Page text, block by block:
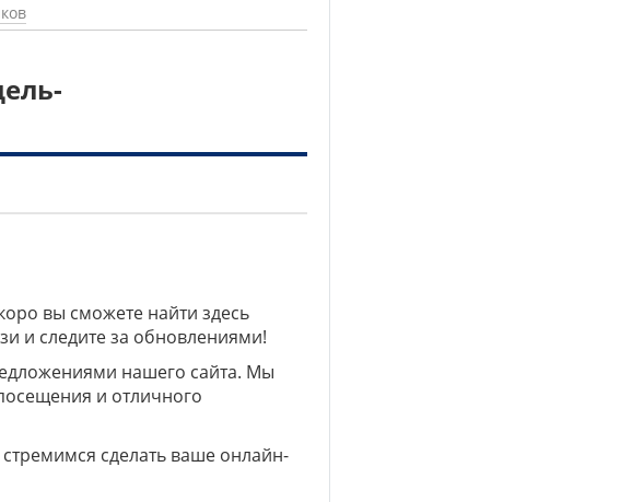
вы сможете найти здесь
и следите за обновлениями!
нашего сайта. Мы
и отличного
сделать ваше онлайн-